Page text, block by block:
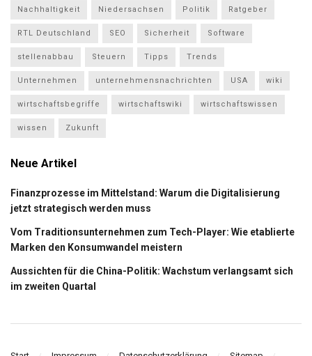
Nachhaltigkeit Niedersachsen Politik Ratgeber
RTL Deutschland SEO Sicherheit Software
stellenabbau Steuern Tipps Trends
Unternehmen unternehmensnachrichten USA wiki
wirtschaftsbegriffe wirtschaftswiki wirtschaftswissen
wissen Zukunft
Neue Artikel
Finanzprozesse im Mittelstand: Warum die Digitalisierung
jetzt strategisch werden muss
Vom Traditionsunternehmen zum Tech-Player: Wie etablierte
Marken den Konsumwandel meistern
Aussichten für die China-Politik: Wachstum verlangsamt sich
im zweiten Quartal